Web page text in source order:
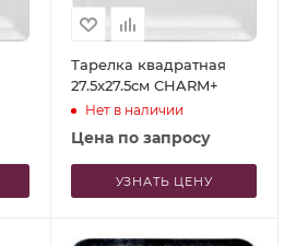
Тарелка квадратная
27.5x27.5см CHARM+
Нет в наличии
Цена по запросу
УЗНАТЬ ЦЕНУ